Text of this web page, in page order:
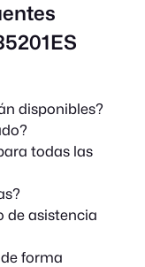
disponibles?
todas las
de asistencia
forma